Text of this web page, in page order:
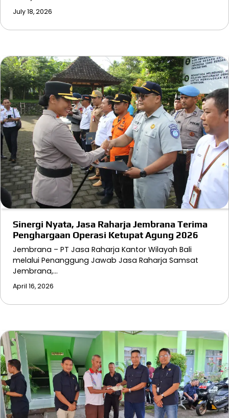
July 18, 2026
Sinergi Nyata, Jasa Raharja Jembrana Terima
Penghargaan Operasi Ketupat Agung 2026
Jembrana – PT Jasa Raharja Kantor Wilayah Bali
melalui Penanggung Jawab Jasa Raharja Samsat
Jembrana,…
April 16, 2026